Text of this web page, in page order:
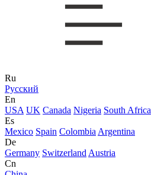
Ru
Русский
En
USA UK Canada Nigeria South Africa
Es
Mexico Spain Colombia Argentina
De
Germany Switzerland Austria
Cn